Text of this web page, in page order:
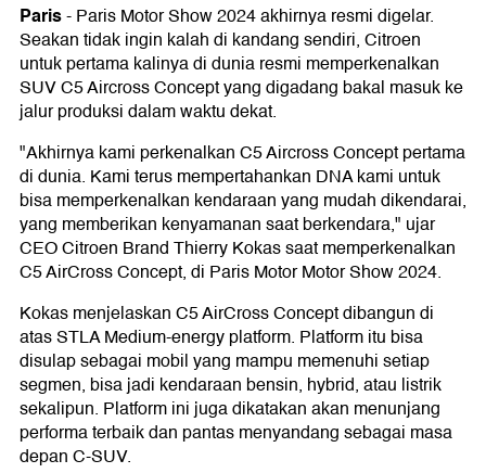
Paris-Paris Motor Show 2024 akhirnya resmi digelar.
Seakan tidak ingin kalah di kandang sendiri, Citroen
untuk pertama kalinya di dunia resmi memperkenalkan
SUV C5 Aircross Concept yang digadang bakal masuk ke
jalur produksi dalam waktu dekat.
"Akhirnya kami perkenalkan C5 Aircross Concept pertama
di dunia. Kami terus mempertahankan DNA kami untuk
bisa memperkenalkan kendaraan yang mudah dikendarai,
yang memberikan kenyamanan saat berkendara," ujar
CEO Citroen Brand Thierry Kokas saat memperkenalkan
C5 AirCross Concept, di Paris Motor Motor Show 2024.
Kokas menjelaskan C5 AirCross Concept dibangun di
atas STLA Medium-energy platform. Platform itu bisa
disulap sebagai mobil yang mampu memenuhi setiap
segmen, bisa jadi kendaraan bensin, hybrid, atau listrik
sekalipun. Platform ini juga dikatakan akan menunjang
performa terbaik dan pantas menyandang sebagai masa
depan C-SUV.